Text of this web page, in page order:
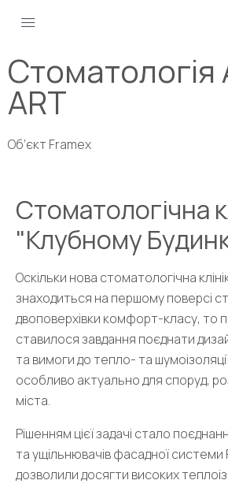
Стоматологія
ART
Об’єкт Framex
Стоматологічна
"Клубному
Оскільки нова стоматологічна
знаходиться на першому поверсі
двоповерхівки комфорт-класу, то
ставилося завдання поєднати
та вимоги до тепло- та
особливо актуально для споруд,
міста.
Рішенням цієї задачі стало
та ущільнювачів фасадної
дозволили досягти високих